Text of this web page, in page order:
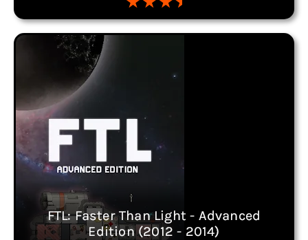
FTL: Faster Than Light - Advanced
Edition (2012 - 2014)